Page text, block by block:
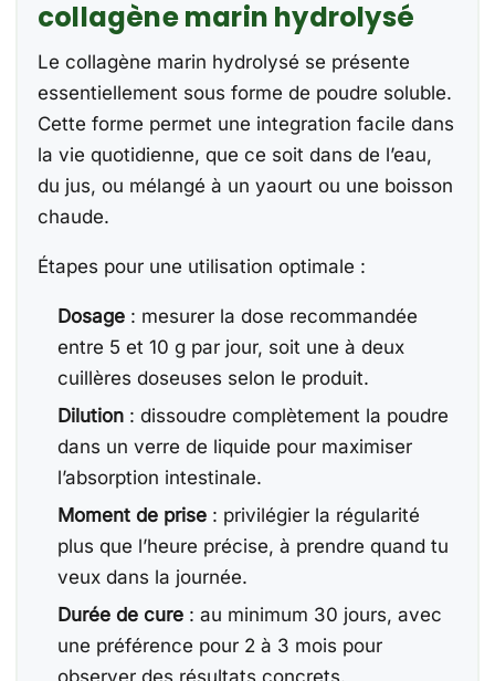
collagène marin hydrolysé
Le collagène marin hydrolysé se présente
essentiellement sous forme de poudre soluble.
Cette forme permet une integration facile dans
la vie quotidienne, que ce soit dans de l’eau,
du jus, ou mélangé à un yaourt ou une boisson
chaude.
Étapes pour une utilisation optimale :
Dosage : mesurer la dose recommandée
entre 5 et 10 g par jour, soit une à deux
cuillères doseuses selon le produit.
Dilution : dissoudre complètement la poudre
dans un verre de liquide pour maximiser
l’absorption intestinale.
Moment de prise : privilégier la régularité
plus que l’heure précise, à prendre quand tu
veux dans la journée.
Durée de cure : au minimum 30 jours, avec
une préférence pour 2 à 3 mois pour
observer des résultats concrets.